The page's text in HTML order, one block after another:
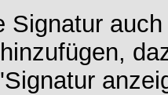
Signatur